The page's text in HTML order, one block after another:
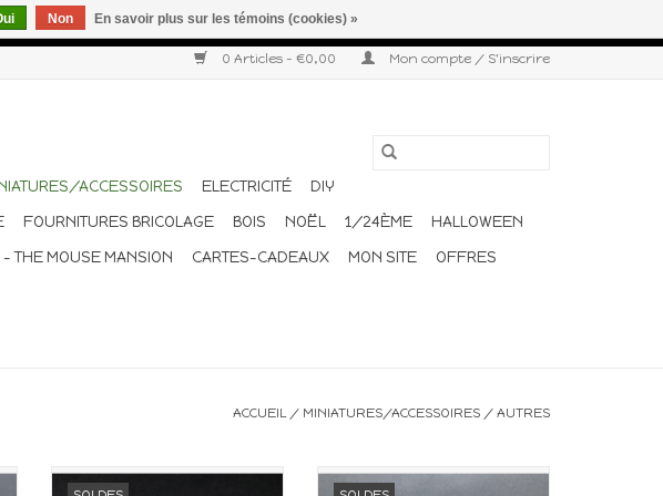
0 Articles - €0,00 Mon compte / S'inscrire
ACCESSOIRES ELECTRICITÉ
DIY
FOURNITURES BRICOLAGE BOIS NOËL 1/24ÈME
HALLOWEEN
THE MOUSE MANSION CARTES-CADEAUX MON SITE
OFFRES
ACCUEIL / MINIATURES/ACCESSOIRES / AUTRES
Miniature pour maison de
Miniature pour maison de
Non En savoir plus sur les témoins (cookies) »
une à deux fois par semaine. Merci pour votre compréhension et votre confiance.